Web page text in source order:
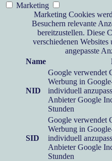
Marketing
Marketing Cookies
Besuchern relevante
bereitzustellen. Diese
verschiedenen
angepasste
Name
NID
Google verwendet
Werbung in
individuell
Anbieter Google
Stunden
SID
Google verwendet
Werbung in
individuell
Anbieter Google
Stunden